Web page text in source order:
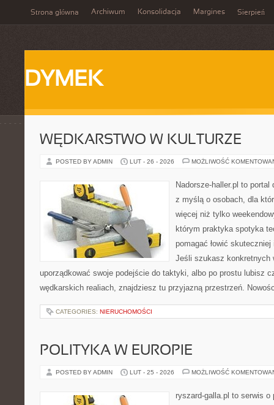
Strona główna Archiwum Konsolidacja Margines Sierpień
DYMEK
WĘDKARSTWO W KULTURZE
POSTED BY ADMIN LUT - 26 - 2026 MOŻLIWOŚĆ
Nadorsze-haller.pl to portal
z myślą o osobach, dla
więcej niż tylko
którym praktyka spotyka
pomagać łowić
Jeśli szukasz konkretnych
uporządkować swoje podejście do taktyki, albo po prostu lubisz
wędkarskich realiach, znajdziesz tu przyjazną przestrzeń.
CATEGORIES: NIERUCHOMOŚCI
POLITYKA W EUROPIE
POSTED BY ADMIN LUT - 25 - 2026 MOŻLIWOŚĆ
ryszard-galla.pl to serwis